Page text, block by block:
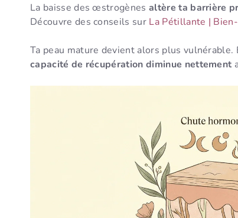
La baisse des œstrogènes altère ta barrière
Découvre des conseils sur La Pétillante |
Ta peau mature devient alors plus
capacité de récupération diminue nettement